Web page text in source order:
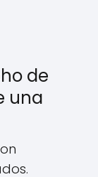
de
una